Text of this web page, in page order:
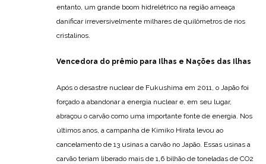
entanto, um grande boom hidrelétrico na região ameaça
danificar irreversivelmente milhares de quilômetros de rios
cristalinos.
Vencedora do prêmio para Ilhas e Nações das Ilhas
Após o desastre nuclear de Fukushima em 2011, o Japão foi
forçado a abandonar a energia nuclear e, em seu lugar,
abraçou o carvão como uma importante fonte de energia. Nos
últimos anos, a campanha de Kimiko Hirata levou ao
cancelamento de 13 usinas a carvão no Japão. Essas usinas a
carvão teriam liberado mais de 1,6 bilhão de toneladas de CO2